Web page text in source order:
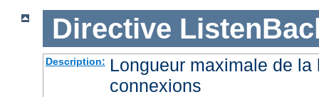
Directive
Description: Longueur maximale de
connexions